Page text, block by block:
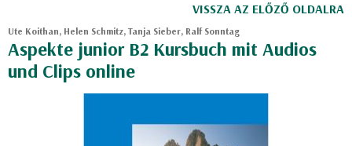
VISSZA AZ ELŐZŐ OLDALRA
Ute Koithan, Helen Schmitz, Tanja Sieber, Ralf Sonntag
Aspekte junior B2 Kursbuch mit Audios
und Clips online